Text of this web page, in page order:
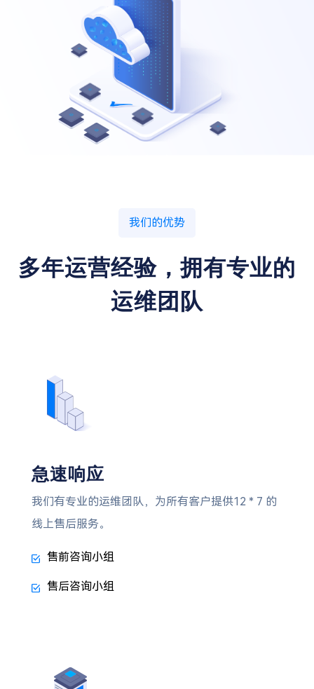
我们的优势
多年运营经验，拥有专业的
运维团队
急速响应
我们有专业的运维团队，为所有客户提供12 * 7 的
线上售后服务。
售前咨询小组
售后咨询小组